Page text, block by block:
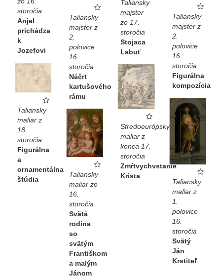
storočia
Anjel
prichádza
k
Jozefovi
Taliansky
majster z
2.
polovice
16.
storočia
Náčrt
kartušového
rámu
Taliansky
majster
zo 17.
storočia
Stojaca
Labuť
Taliansky
majster z
2.
polovice
16.
storočia
Figurálna
kompozícia
Taliansky
maliar z
18.
storočia
Figurálna
a
ornamentálna
štúdia
Stredoeurópsky
maliar z
konca 17.
storočia
Zmŕtvychvstanie
Krista
Taliansky
maliar z
1.
polovice
16.
storočia
Svätý
Ján
Krstiteľ
Taliansky
maliar zo
16.
storočia
Svätá
rodina
so
svätým
Františkom
a malým
Jánom